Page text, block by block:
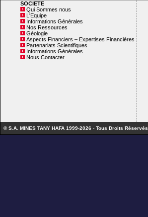
SOCIETE
Qui Sommes nous
L'Equipe
Informations Générales
Nos Ressources
Géologie
Aspects Financiers – Expertises Financières
Partenariats Scientifiques
Informations Générales
Nous Contacter
© S.A. MINES TANY HAFA 1999-2026 - Tous Droits Réservés